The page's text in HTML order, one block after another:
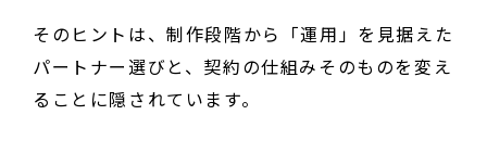
そのヒントは、制作段階から「運用」を見据えた
パートナー選びと、契約の仕組みそのものを変え
ることに隠されています。